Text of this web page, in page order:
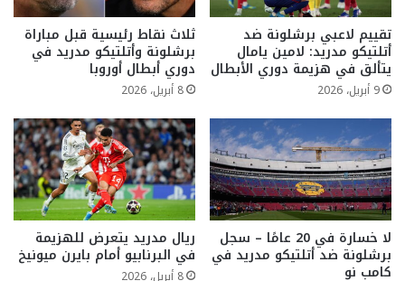
تقييم لاعبي برشلونة ضد
أتلتيكو مدريد: لامين يامال
يتألق في هزيمة دوري الأبطال
9 أبريل، 2026
ثلاث نقاط رئيسية قبل مباراة
برشلونة وأتلتيكو مدريد في
دوري أبطال أوروبا
8 أبريل، 2026
لا خسارة في 20 عامًا – سجل
برشلونة ضد أتلتيكو مدريد في
كامب نو
ريال مدريد يتعرض للهزيمة
في البرنابيو أمام بايرن ميونيخ
8 أبريل، 2026